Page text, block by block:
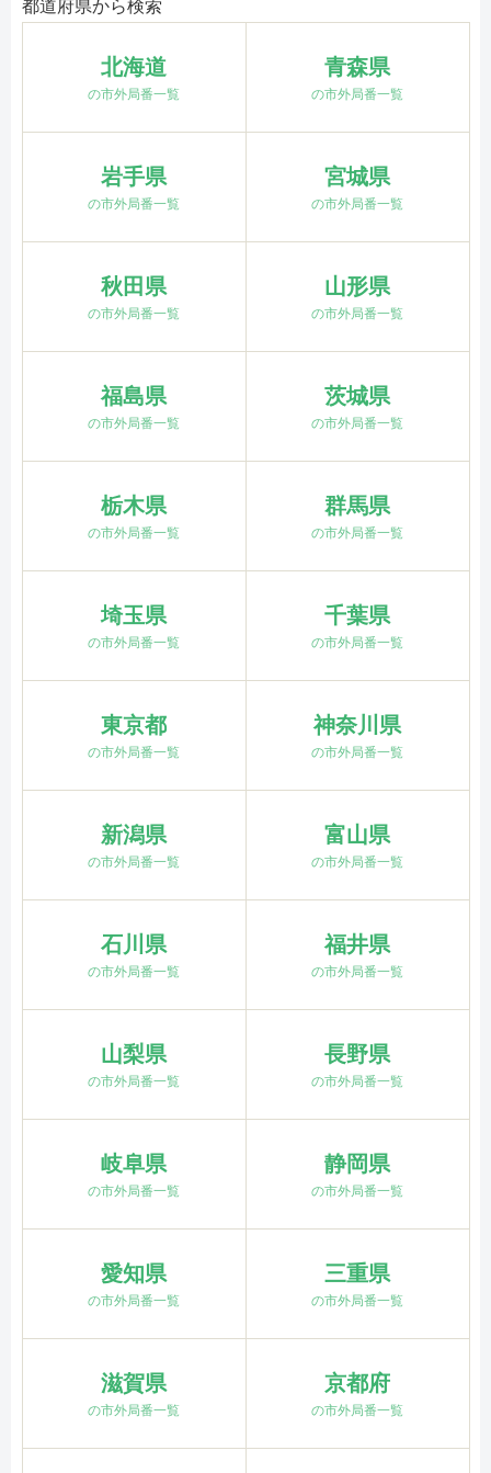
都道府県から検索
北海道
の市外局番一覧
青森県
の市外局番一覧
岩手県
の市外局番一覧
宮城県
の市外局番一覧
秋田県
の市外局番一覧
山形県
の市外局番一覧
福島県
の市外局番一覧
茨城県
の市外局番一覧
栃木県
の市外局番一覧
群馬県
の市外局番一覧
埼玉県
の市外局番一覧
千葉県
の市外局番一覧
東京都
の市外局番一覧
神奈川県
の市外局番一覧
新潟県
の市外局番一覧
富山県
の市外局番一覧
石川県
の市外局番一覧
福井県
の市外局番一覧
山梨県
の市外局番一覧
長野県
の市外局番一覧
岐阜県
の市外局番一覧
静岡県
の市外局番一覧
愛知県
の市外局番一覧
三重県
の市外局番一覧
滋賀県
の市外局番一覧
京都府
の市外局番一覧